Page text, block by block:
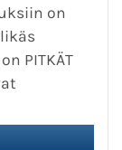
on
PITKÄT